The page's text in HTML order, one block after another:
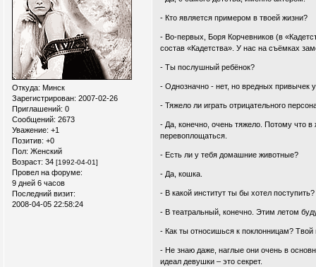
Откуда: Минск
Зарегистрирован: 2007-02-26
Приглашений: 0
Сообщений: 2673
Уважение: +1
Позитив: +0
Пол: Женский
Возраст: 34 [1992-04-01]
Провел на форуме:
9 дней 6 часов
Последний визит:
2008-04-05 22:58:24
- Кто является примером в твоей жизни?
- Во-первых, Боря Корчевников (в
состав «Кадетства». У нас на съёмках
- Ты послушный ребёнок?
- Однозначно - нет, но вредных привычек
- Тяжело ли играть отрицательного
- Да, конечно, очень тяжело. Потому что
перевоплощаться.
- Есть ли у тебя домашние животные?
- Да, кошка.
- В какой институт ты бы хотел поступить?
- В театральный, конечно. Этим летом
- Как ты относишься к поклонницам?
- Не знаю даже, наглые они очень в
идеал девушки – это секрет.